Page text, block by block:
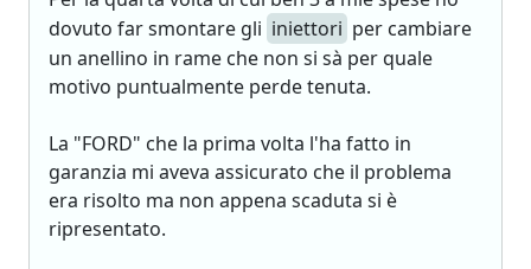
dovuto far smontare gli iniettori per cambiare
un anellino in rame che non si sà per quale
motivo puntualmente perde tenuta.
La "FORD" che la prima volta l'ha fatto in
garanzia mi aveva assicurato che il problema
era risolto ma non appena scaduta si è
ripresentato.